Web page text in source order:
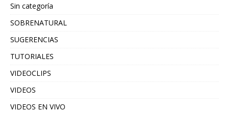
Sin categoría
SOBRENATURAL
SUGERENCIAS
TUTORIALES
VIDEOCLIPS
VIDEOS
VIDEOS EN VIVO